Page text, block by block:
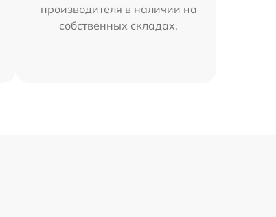
производителя в наличии на
собственных складах.